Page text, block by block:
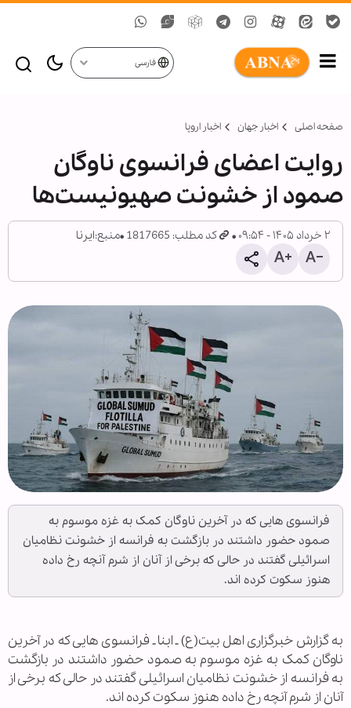
فارسی
صفحه اصلی اخبار جهان اخبار اروپا
روایت اعضای فرانسوی ناوگان
صمود از خشونت صهیونیست‌ها
۲ خرداد ۱۴۰۵ - ۰۹:۵۴ کد مطلب: 1817665 منبع:ایرنا
فرانسوی هایی که در آخرین ناوگان کمک به غزه موسوم به
صمود حضور داشتند در بازگشت به فرانسه از خشونت نظامیان
اسرائیلی گفتند در حالی که برخی از آنان از شرم آنچه رخ داده
هنوز سکوت کرده اند.
به گزارش خبرگزاری اهل بیت(ع) ـ ابنا ـ فرانسوی هایی که در آخرین
ناوگان کمک به غزه موسوم به صمود حضور داشتند در بازگشت
به فرانسه از خشونت نظامیان اسرائیلی گفتند در حالی که برخی از
آنان از شرم آنچه رخ داده هنوز سکوت کرده اند.